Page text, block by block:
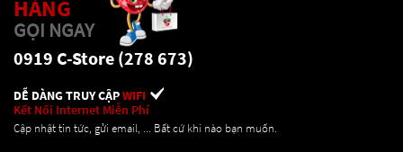
HÀNG
GỌI NGAY
0919 C-Store (278 673)
DỄ DÀNG TRUY CẬPWIFI
Kết Nối Internet Miễn Phí
Cập nhật tin tức, gửi email, ... Bất cứ khi nào bạn muốn.